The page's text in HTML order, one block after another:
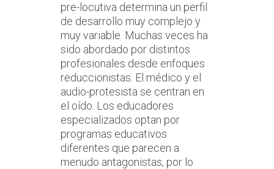
pre-locutiva determina un perfil
de desarrollo muy complejo y
muy variable. Muchas veces ha
sido abordado por distintos
profesionales desde enfoques
reduccionistas. El médico y el
audio-protesista se centran en
el oído. Los educadores
especializados optan por
programas educativos
diferentes que parecen a
menudo antagonistas, por lo